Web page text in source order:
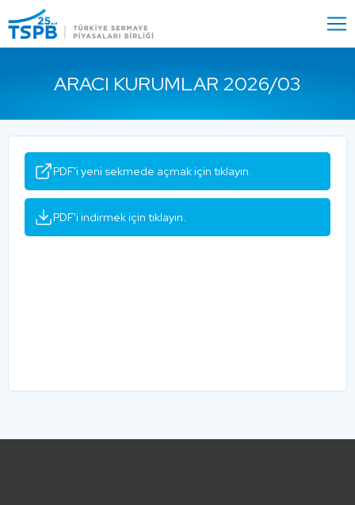
Close
ARACI KURUMLAR 2026/03
PDF'i yeni sekmede açmak için tıklayın.
PDF'i indirmek için tıklayın.